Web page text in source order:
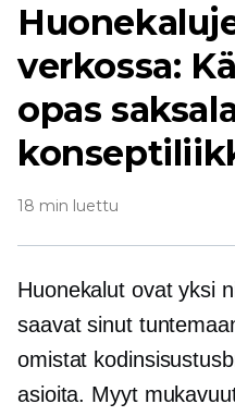
verkossa:
opas
18 min luettu
Huonekalut ovat yksi
saavat sinut
omistat
asioita. Myyt